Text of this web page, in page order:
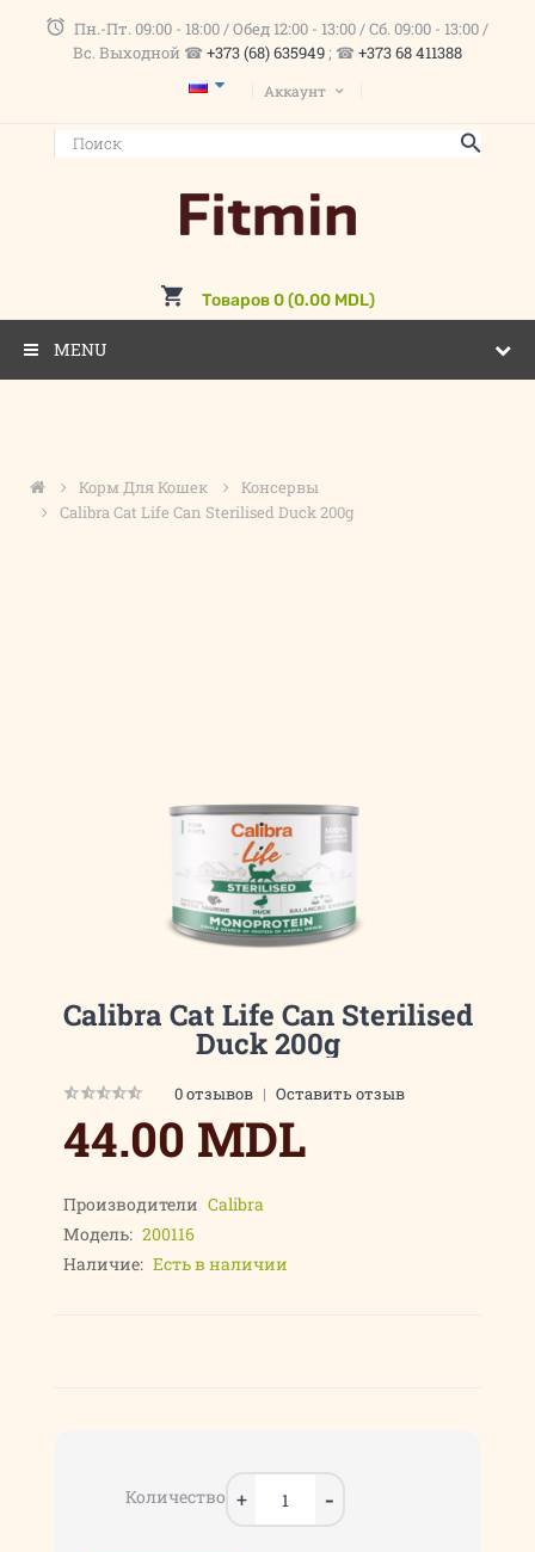
Пн.-Пт. 09:00 - 18:00 / Обед 12:00 - 13:00 / Сб. 09:00 - 13:00 /
Вс. Выходной ☎+373 (68) 635949 ; ☎+373 68 411388
Аккаунт
Товаров 0 (0.00 MDL)
MENU
Корм Для Кошек
Консервы
Calibra Cat Life Can Sterilised Duck 200g
Calibra Cat Life Can Sterilised
Duck 200g
0 отзывов | Оставить отзыв
44.00 MDL
Производители Calibra
Модель: 200116
Наличие: Есть в наличии
Количество